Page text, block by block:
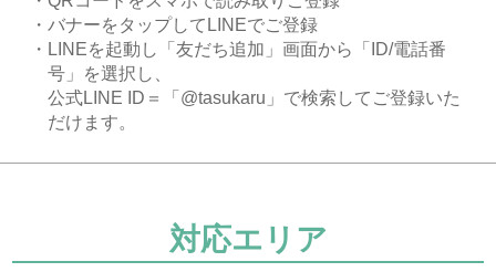
・バナーをタップしてLINEでご登録
・LINEを起動し「友だち追加」画面から「ID/電話番
号」を選択し、
公式LINE ID＝「@tasukaru」で検索してご登録いた
だけます。
対応エリア